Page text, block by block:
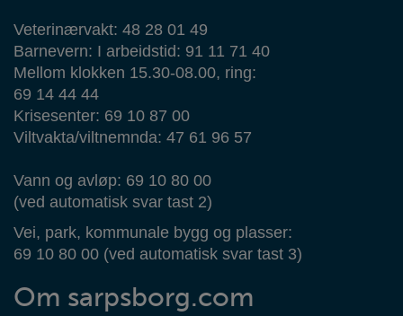
Veterinærvakt: 48 28 01 49
Barnevern: I arbeidstid: 91 11 71 40
Mellom klokken 15.30-08.00, ring:
69 14 44 44
Krisesenter: 69 10 87 00
Viltvakta/viltnemnda: 47 61 96 57
Vann og avløp: 69 10 80 00
(ved automatisk svar tast 2)
Vei, park, kommunale bygg og plasser:
69 10 80 00 (ved automatisk svar tast 3)
Om sarpsborg.com